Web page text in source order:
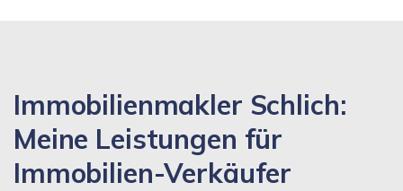
Immobilienmakler Schlich:
Meine Leistungen für
Immobilien-Verkäufer